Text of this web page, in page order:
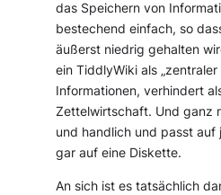
das Speichern von
bestechend einfach, so
äußerst niedrig gehalten
ein TiddlyWiki als „zentraler
Informationen, verhindert
Zettelwirtschaft. Und ganz
und handlich und passt auf
gar auf eine Diskette.
An sich ist es tatsächlich